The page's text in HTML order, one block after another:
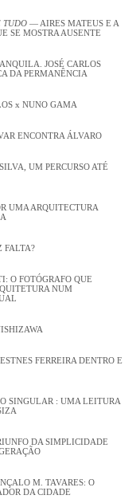
TUDO — AIRES MATEUS E A
SE MOSTRA AUSENTE
JOSÉ CARLOS
DA PERMANÊNCIA
x NUNO GAMA
ENCONTRA ÁLVARO
UM PERCURSO ATÉ
UMA ARQUITECTURA
FALTA?
O FOTÓGRAFO QUE
NUM
FERREIRA DENTRO E
SINGULAR : UMA LEITURA
DA SIMPLICIDADE
M. TAVARES: O
DA CIDADE